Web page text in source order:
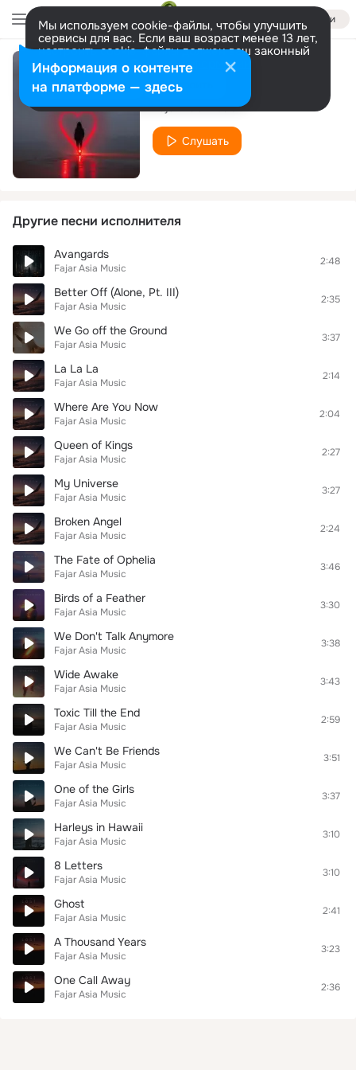
Войти
Мы используем cookie-файлы, чтобы улучшить
сервисы для вас. Если ваш возраст менее 13 лет,
настроить cookie-файлы должен ваш законный
представитель. Больше информации
Разрешить все Настроить
Stereo Love
Fajar Asia Music
Слушать
Другие песни исполнителя
Avangards
Fajar Asia Music
2:48
Better Off (Alone, Pt. III)
Fajar Asia Music
2:35
We Go off the Ground
Fajar Asia Music
3:37
La La La
Fajar Asia Music
2:14
Where Are You Now
Fajar Asia Music
2:04
Queen of Kings
Fajar Asia Music
2:27
My Universe
Fajar Asia Music
3:27
Broken Angel
Fajar Asia Music
2:24
The Fate of Ophelia
Fajar Asia Music
3:46
Birds of a Feather
Fajar Asia Music
3:30
We Don't Talk Anymore
Fajar Asia Music
3:38
Wide Awake
Fajar Asia Music
3:43
Toxic Till the End
Fajar Asia Music
2:59
We Can't Be Friends
Fajar Asia Music
3:51
One of the Girls
Fajar Asia Music
3:37
Harleys in Hawaii
Fajar Asia Music
3:10
8 Letters
Fajar Asia Music
3:10
Ghost
Fajar Asia Music
2:41
A Thousand Years
Fajar Asia Music
3:23
One Call Away
Fajar Asia Music
2:36
Информация о контенте
на платформе — здесь